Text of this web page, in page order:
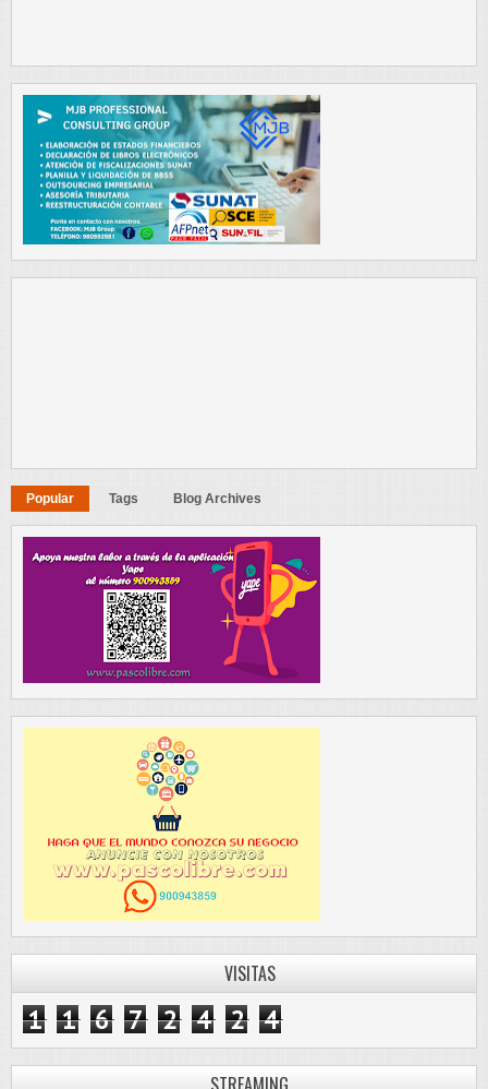
Popular Tags Blog Archives
VISITAS
1 1 6 7 2 4 2 4